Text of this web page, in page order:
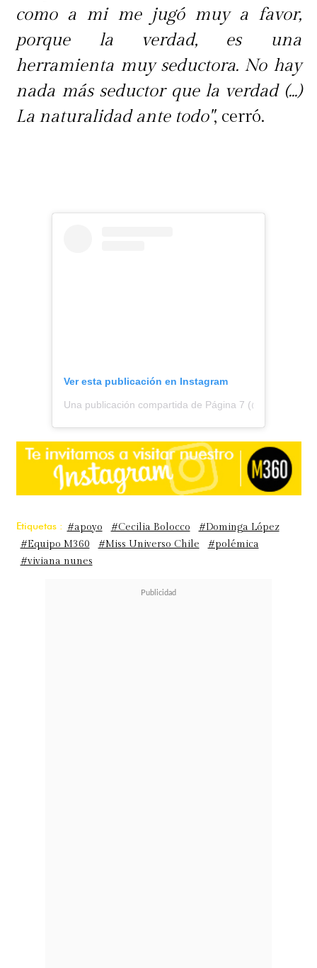
como a mi me jugó muy a favor,
porque la verdad, es una
herramienta muy seductora. No hay
nada más seductor que la verdad (...)
La naturalidad ante todo", cerró.
Ver esta publicación en Instagram
Una publicación compartida de Página 7
Etiquetas : #apoyo #Cecilia Bolocco
#Dominga López
#Equipo M360
#Miss Universo Chile
#polémica
#viviana nunes